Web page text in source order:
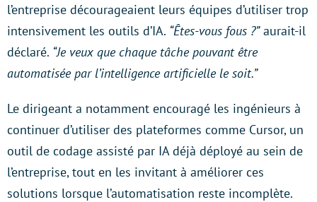
l’entreprise décourageaient leurs équipes d’utiliser trop
intensivement les outils d’IA. “Êtes-vous fous ?”aurait-il
déclaré. “Je veux que chaque tâche pouvant être
automatisée par l’intelligence artificielle le soit.”
Le dirigeant a notamment encouragé les ingénieurs à
continuer d’utiliser des plateformes comme Cursor, un
outil de codage assisté par IA déjà déployé au sein de
l’entreprise, tout en les invitant à améliorer ces
solutions lorsque l’automatisation reste incomplète.